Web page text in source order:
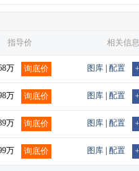
指导价 相关信息
万 询底价 图库 配置
万 询底价 图库 配置
万 询底价 图库 配置
万 询底价 图库 配置